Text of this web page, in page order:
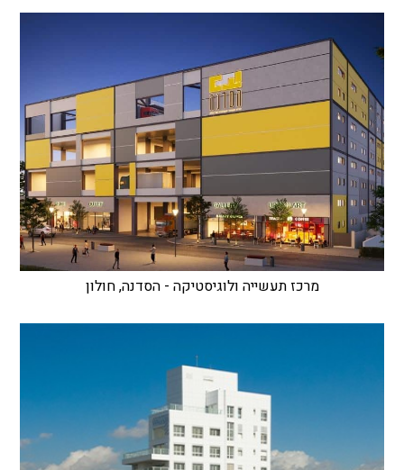
מרכז תעשייה ולוגיסטיקה - הסדנה, חולון